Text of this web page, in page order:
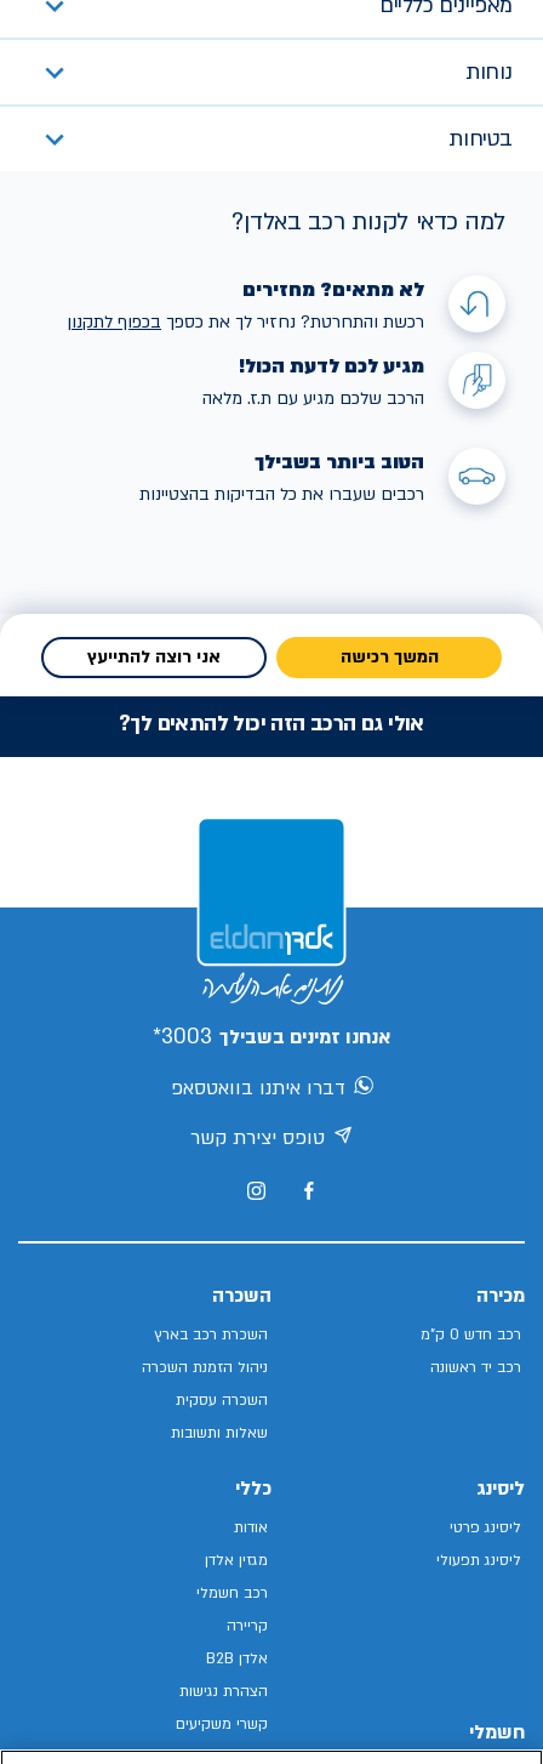
מאפיינים כלליים
נוחות
בטיחות
למה כדאי לקנות רכב באלדן?
לא מתאים? מחזירים
רכשת והתחרטת? נחזיר לך את כספך בכפוף לתקנון
מגיע לכם לדעת הכול!
הרכב שלכם מגיע עם ת.ז. מלאה
הטוב ביותר בשבילך
רכבים שעברו את כל הבדיקות בהצטיינות
המשך רכישה אני רוצה להתייעץ
אולי גם הרכב הזה יכול להתאים לך?
אנחנו זמינים בשבילך 3003*
דברו איתנו בוואטסאפ
טופס יצירת קשר
מכירה
רכב חדש 0 ק"מ
רכב יד ראשונה
השכרה
השכרת רכב בארץ
ניהול הזמנת השכרה
השכרה עסקית
שאלות ותשובות
ליסינג
ליסינג פרטי
ליסינג תפעולי
חשמלי
כללי
אודות
מגזין אלדן
רכב חשמלי
קריירה
אלדן B2B
הצהרת נגישות
קשרי משקיעים
מפת האתר